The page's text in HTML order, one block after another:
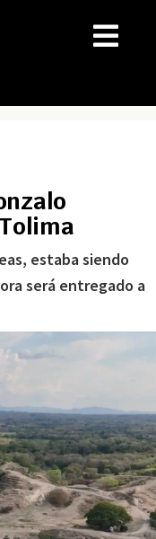
estaba siendo
será entregado a